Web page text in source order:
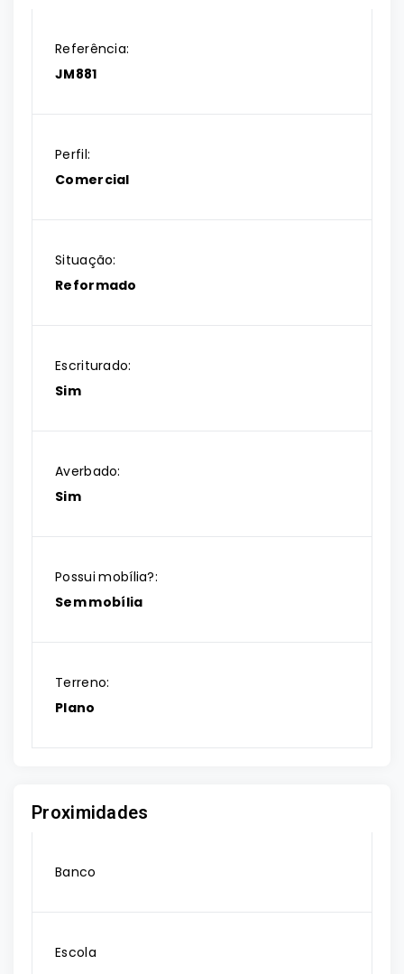
Referência:
JM881
Perfil:
Comercial
Situação:
Reformado
Escriturado:
Sim
Averbado:
Sim
Possui mobília?:
Sem mobília
Terreno:
Plano
Proximidades
Banco
Escola